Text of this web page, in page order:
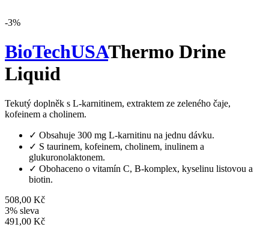
-3%
BioTechUSAThermo Drine
Liquid
Tekutý doplněk s L-karnitinem, extraktem ze zeleného čaje,
kofeinem a cholinem.
✓ Obsahuje 300 mg L-karnitinu na jednu dávku.
✓ S taurinem, kofeinem, cholinem, inulinem a
glukuronolaktonem.
✓ Obohaceno o vitamín C, B-komplex, kyselinu listovou a
biotin.
508,00 Kč
3% sleva
491,00 Kč